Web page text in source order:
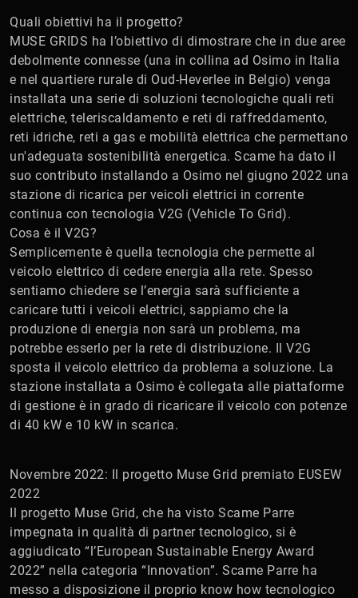
Quali obiettivi ha il progetto?
MUSE GRIDS ha l’obiettivo di dimostrare che in due aree
debolmente connesse (una in collina ad Osimo in Italia
e nel quartiere rurale di Oud-Heverlee in Belgio) venga
installata una serie di soluzioni tecnologiche quali reti
elettriche, teleriscaldamento e reti di raffreddamento,
reti idriche, reti a gas e mobilità elettrica che permettano
un'adeguata sostenibilità energetica. Scame ha dato il
suo contributo installando a Osimo nel giugno 2022 una
stazione di ricarica per veicoli elettrici in corrente
continua con tecnologia V2G (Vehicle To Grid).
Cosa è il V2G?
Semplicemente è quella tecnologia che permette al
veicolo elettrico di cedere energia alla rete. Spesso
sentiamo chiedere se l’energia sarà sufficiente a
caricare tutti i veicoli elettrici, sappiamo che la
produzione di energia non sarà un problema, ma
potrebbe esserlo per la rete di distribuzione. Il V2G
sposta il veicolo elettrico da problema a soluzione. La
stazione installata a Osimo è collegata alle piattaforme
di gestione è in grado di ricaricare il veicolo con potenze
di 40 kW e 10 kW in scarica.
Novembre 2022: Il progetto Muse Grid premiato EUSEW
2022
Il progetto Muse Grid, che ha visto Scame Parre
impegnata in qualità di partner tecnologico, si è
aggiudicato “l’European Sustainable Energy Award
2022” nella categoria “Innovation”. Scame Parre ha
messo a disposizione il proprio know how tecnologico